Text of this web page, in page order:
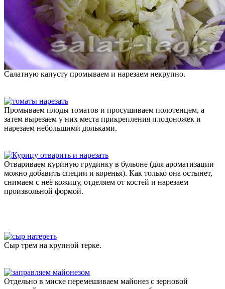
Салатную капусту промываем и нарезаем некрупно.
Промываем плоды томатов и просушиваем полотенцем, а
затем вырезаем у них места прикрепления плодоножек и
нарезаем небольшими дольками.
Отвариваем куриную грудинку в бульоне (для ароматизации
можно добавить специи и коренья). Как только она остынет,
снимаем с неё кожицу, отделяем от костей и нарезаем
произвольной формой.
Сыр трем на крупной терке.
Отдельно в миске перемешиваем майонез с зерновой